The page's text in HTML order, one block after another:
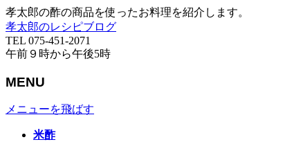
孝太郎の酢の商品を使ったお料理を紹介します。
孝太郎のレシピブログ
TEL 075-451-2071
午前９時から午後5時
MENU
メニューを飛ばす
米酢